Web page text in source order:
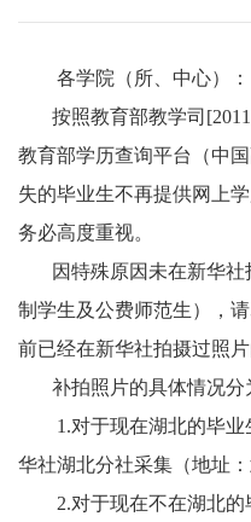
各学院（所、中心）：
按照教育部教学司
教育部学历查询平台（中
失的毕业生不再提供网上
务必高度重视。
因特殊原因未在新华社
制学生及公费师范生），
前已经在新华社拍摄过照
补拍照片的具体情况分
1.对于现在湖北的毕业
华社湖北分社采集（地址
2.对于现在不在湖北